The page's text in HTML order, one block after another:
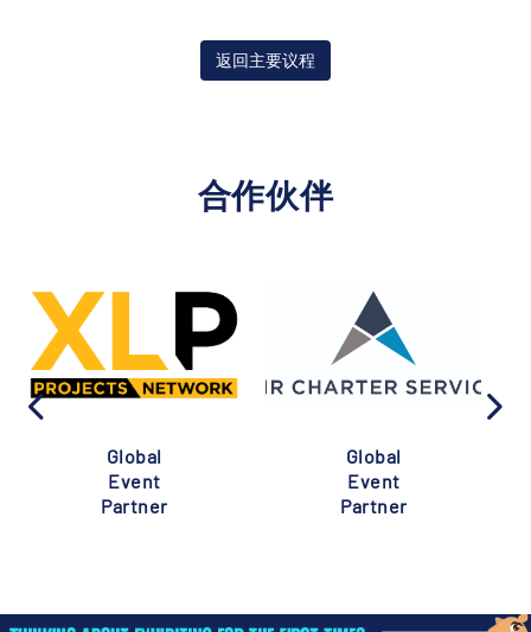
返回主要议程
合作伙伴
Global
Event
Partner
Global
Event
Partner